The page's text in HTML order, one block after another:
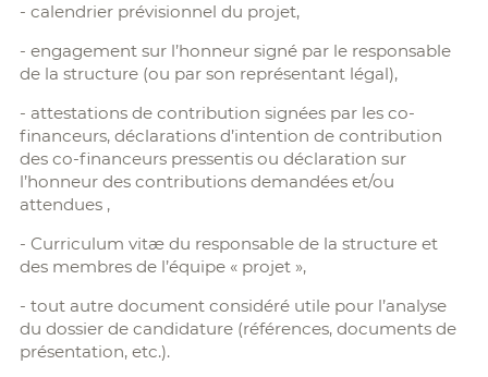
- calendrier prévisionnel du projet,
- engagement sur l’honneur signé par le responsable
de la structure (ou par son représentant légal),
- attestations de contribution signées par les co-
financeurs, déclarations d’intention de contribution
des co-financeurs pressentis ou déclaration sur
l’honneur des contributions demandées et/ou
attendues ,
- Curriculum vitæ du responsable de la structure et
des membres de l’équipe « projet »,
- tout autre document considéré utile pour l’analyse
du dossier de candidature (références, documents de
présentation, etc.).